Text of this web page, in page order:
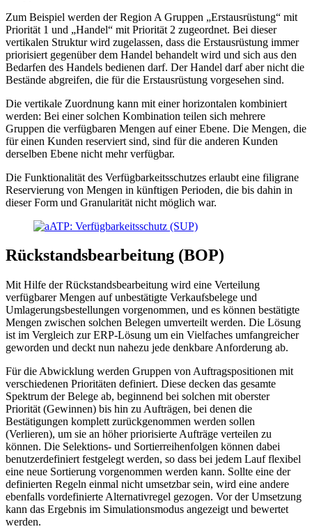
Zum Beispiel werden der Region A Gruppen „Erstausrüstung“ mit
Priorität 1 und „Handel“ mit Priorität 2 zugeordnet. Bei dieser
vertikalen Struktur wird zugelassen, dass die Erstausrüstung immer
priorisiert gegenüber dem Handel behandelt wird und sich aus den
Bedarfen des Handels bedienen darf. Der Handel darf aber nicht die
Bestände abgreifen, die für die Erstausrüstung vorgesehen sind.
Die vertikale Zuordnung kann mit einer horizontalen kombiniert
werden: Bei einer solchen Kombination teilen sich mehrere
Gruppen die verfügbaren Mengen auf einer Ebene. Die Mengen, die
für einen Kunden reserviert sind, sind für die anderen Kunden
derselben Ebene nicht mehr verfügbar.
Die Funktionalität des Verfügbarkeitsschutzes erlaubt eine filigrane
Reservierung von Mengen in künftigen Perioden, die bis dahin in
dieser Form und Granularität nicht möglich war.
Rückstandsbearbeitung (BOP)
Mit Hilfe der Rückstandsbearbeitung wird eine Verteilung
verfügbarer Mengen auf unbestätigte Verkaufsbelege und
Umlagerungsbestellungen vorgenommen, und es können bestätigte
Mengen zwischen solchen Belegen umverteilt werden. Die Lösung
ist im Vergleich zur ERP-Lösung um ein Vielfaches umfangreicher
geworden und deckt nun nahezu jede denkbare Anforderung ab.
Für die Abwicklung werden Gruppen von Auftragspositionen mit
verschiedenen Prioritäten definiert. Diese decken das gesamte
Spektrum der Belege ab, beginnend bei solchen mit oberster
Priorität (Gewinnen) bis hin zu Aufträgen, bei denen die
Bestätigungen komplett zurückgenommen werden sollen
(Verlieren), um sie an höher priorisierte Aufträge verteilen zu
können. Die Selektions- und Sortierreihenfolgen können dabei
benutzerdefiniert festgelegt werden, so dass bei jedem Lauf flexibel
eine neue Sortierung vorgenommen werden kann. Sollte eine der
definierten Regeln einmal nicht umsetzbar sein, wird eine andere
ebenfalls vordefinierte Alternativregel gezogen. Vor der Umsetzung
kann das Ergebnis im Simulationsmodus angezeigt und bewertet
werden.